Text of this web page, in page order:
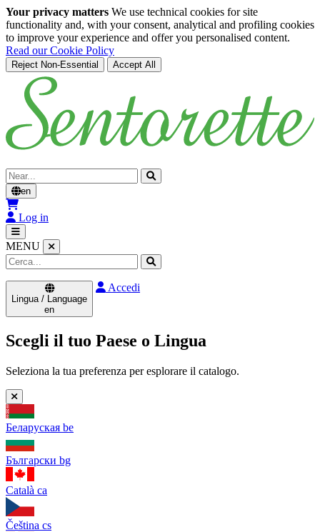
Your privacy matters We use technical cookies for site
functionality and, with your consent, analytical and profiling cookies
to improve your experience and offer you personalised content.
Read our Cookie Policy
Reject Non-Essential Accept All
Skip to main content
Cerca
en
Log in
MENU
Lingua / Language
en
Accedi
Scegli il tuo Paese o Lingua
Seleziona la tua preferenza per esplorare il catalogo.
Беларуская be
Български bg
Català ca
Čeština cs